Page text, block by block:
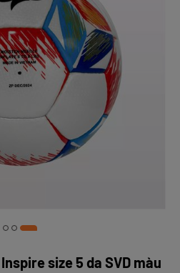
size 5 da SVD màu